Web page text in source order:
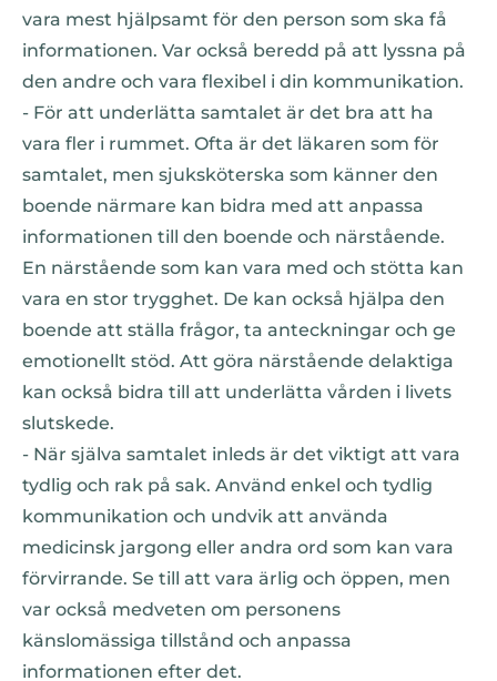
vara mest hjälpsamt för den person som ska få
informationen. Var också beredd på att lyssna på
den andre och vara flexibel i din kommunikation.
- För att underlätta samtalet är det bra att ha
vara fler i rummet. Ofta är det läkaren som för
samtalet, men sjuksköterska som känner den
boende närmare kan bidra med att anpassa
informationen till den boende och närstående.
En närstående som kan vara med och stötta kan
vara en stor trygghet. De kan också hjälpa den
boende att ställa frågor, ta anteckningar och ge
emotionellt stöd. Att göra närstående delaktiga
kan också bidra till att underlätta vården i livets
slutskede.
- När själva samtalet inleds är det viktigt att vara
tydlig och rak på sak. Använd enkel och tydlig
kommunikation och undvik att använda
medicinsk jargong eller andra ord som kan vara
förvirrande. Se till att vara ärlig och öppen, men
var också medveten om personens
känslomässiga tillstånd och anpassa
informationen efter det.